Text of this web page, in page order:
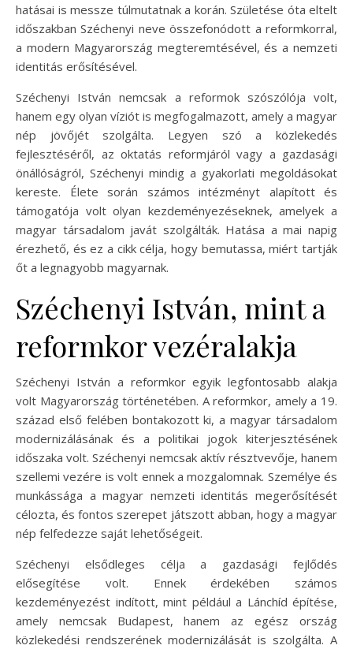
hatásai is messze túlmutatnak a korán. Születése óta eltelt
időszakban Széchenyi neve összefonódott a reformkorral,
a modern Magyarország megteremtésével, és a nemzeti
identitás erősítésével.
Széchenyi István nemcsak a reformok szószólója volt,
hanem egy olyan víziót is megfogalmazott, amely a magyar
nép jövőjét szolgálta. Legyen szó a közlekedés
fejlesztéséről, az oktatás reformjáról vagy a gazdasági
önállóságról, Széchenyi mindig a gyakorlati megoldásokat
kereste. Élete során számos intézményt alapított és
támogatója volt olyan kezdeményezéseknek, amelyek a
magyar társadalom javát szolgálták. Hatása a mai napig
érezhető, és ez a cikk célja, hogy bemutassa, miért tartják
őt a legnagyobb magyarnak.
Széchenyi István, mint a
reformkor vezéralakja
Széchenyi István a reformkor egyik legfontosabb alakja
volt Magyarország történetében. A reformkor, amely a 19.
század első felében bontakozott ki, a magyar társadalom
modernizálásának és a politikai jogok kiterjesztésének
időszaka volt. Széchenyi nemcsak aktív résztvevője, hanem
szellemi vezére is volt ennek a mozgalomnak. Személye és
munkássága a magyar nemzeti identitás megerősítését
célozta, és fontos szerepet játszott abban, hogy a magyar
nép felfedezze saját lehetőségeit.
Széchenyi elsődleges célja a gazdasági fejlődés
elősegítése volt. Ennek érdekében számos
kezdeményezést indított, mint például a Lánchíd építése,
amely nemcsak Budapest, hanem az egész ország
közlekedési rendszerének modernizálását is szolgálta. A